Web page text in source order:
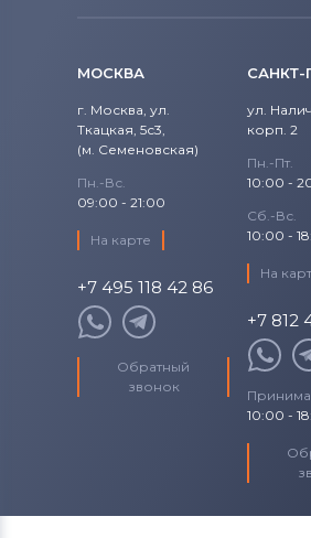
Аккумуляторы для
Machenike
Аккумуляторы для
Аккумуляторы для
Аккумуляторы для
Fujitsu-Siemens
Аккумуляторы для
Аккумуляторы для
Аккумуляторы для
Precision 15
Studio
Studio 14
Venue
Vostro
XPS 15
1525
1526
1545
1564
МОСКВА
г. Москва, ул.
Ткацкая, 5с3,
(м. Семеновская)
Пн.-Вс.
09:00 - 21:00
На карте
+7 495 118 42 86
Обратный
звонок
САНКТ-
ул.
корп. 2
Пн.-Пт.
10:00 -
Сб.-Вс.
10:00 -
На
+7 812
10:00 -